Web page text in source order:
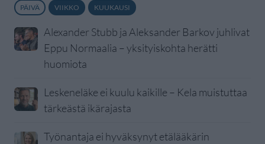
PÄIVÄ VIIKKO KUUKAUSI
Alexander Stubb ja Aleksander Barkov juhlivat
Eppu Normaalia – yksityiskohta herätti
huomiota
Leskeneläke ei kuulu kaikille – Kela muistuttaa
tärkeästä ikärajasta
Työnantaja ei hyväksynyt etälääkärin